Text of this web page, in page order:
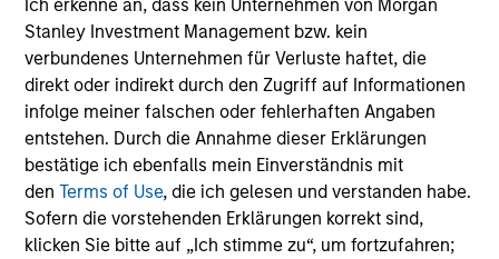
Ich erkenne an, dass kein Unternehmen von Morgan
Stanley Investment Management bzw. kein
verbundenes Unternehmen für Verluste haftet, die
direkt oder indirekt durch den Zugriff auf Informationen
infolge meiner falschen oder fehlerhaften Angaben
entstehen. Durch die Annahme dieser Erklärungen
bestätige ich ebenfalls mein Einverständnis mit
denTerms of Use, die ich gelesen und verstanden habe.
Sofern die vorstehenden Erklärungen korrekt sind,
klicken Sie bitte auf „Ich stimme zu“, um fortzufahren;
PRESS RELEASE
Mexican Fintech Unicorn Clip
Announces US$100 Million
Investment
Clip, Mexico's leading digital payments and
commerce enablement platform, today